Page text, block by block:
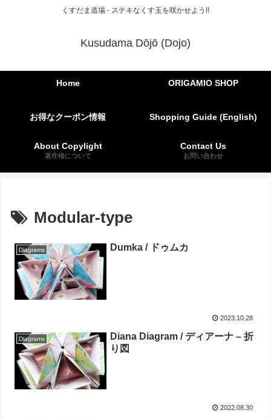
くすだま道場 - ステキなくす玉を咲かせよう!!
Kusudama Dōjō (Dojo)
Home ORIGAMIO SHOP
お得なクーポン情報 Shopping Guide (English)
About Copylight
著作権について
Contact Us
お問い合わせ
Modular-type
Diagrams Dumka / ドゥムカ
2023.10.28
Diagrams
Diana Diagram / ディアーナ – 折
り図
2022.08.30